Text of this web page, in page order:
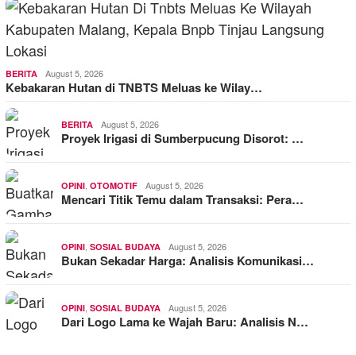
BERITA August 5, 2026
Kebakaran Hutan di TNBTS Meluas ke Wilay…
BERITA August 5, 2026
Proyek Irigasi di Sumberpucung Disorot: …
OPINI OTOMOTIF August 5, 2026
Mencari Titik Temu dalam Transaksi: Pera…
OPINI SOSIAL BUDAYA August 5, 2026
Bukan Sekadar Harga: Analisis Komunikasi…
OPINI SOSIAL BUDAYA August 5, 2026
Dari Logo Lama ke Wajah Baru: Analisis N…